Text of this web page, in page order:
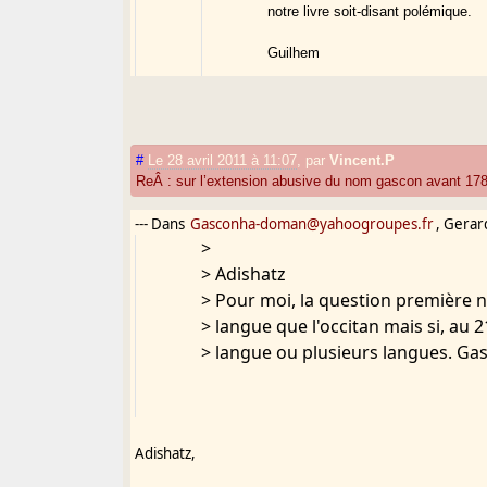
notre livre soit-disant polémique.
Guilhem
Pour ma part, étant données
Camus, je n'oserai pas affirmer
circonscrits au Languedoc (lui-
bon, les "Gascons" de l'Abbé de
pas mieux considérés...
Hètz beròi,
# Le 28 avril 2011 à 11:07 parVincent.P
ReÂ : sur l’extension abusive du nom gascon avant
--- Dans Gasconha-doman@yahoogroupes.fr,
>
> Adishatz
> Pour moi, la question première
> langue que l'occitan mais si, au
> langue ou plusieurs langues.
Adishatz,